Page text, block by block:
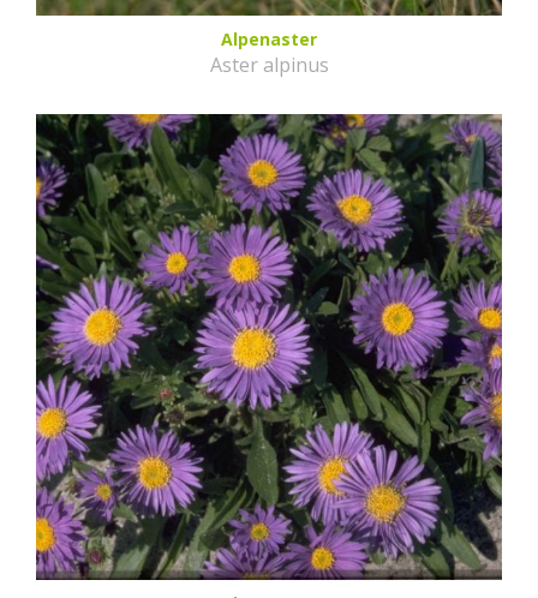
Alpenaster
Aster alpinus